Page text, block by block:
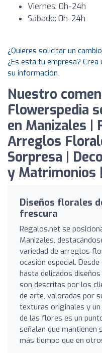
Viernes: 0h-24h
Sábado: 0h-24h
¿Quieres solicitar un
¿Es esta tu empresa?
su información
Nuestro
Flowerspedia
en Manizales |
Arreglos
Sorpresa |
y Matrimonios
Diseños florales
frescura
Regalos.net se
Manizales,
variedad de arreglos
ocasión especial.
hasta delicados
son descritas por los
de arte, valoradas por
texturas originales y
de las flores es un
señalan que mantienen
más tiempo que en